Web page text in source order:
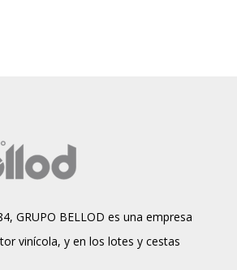
GRUPO BELLOD es una empresa
vinícola, y en los lotes y cestas